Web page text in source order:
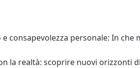
e consapevolezza personale: In
la realtà: scoprire nuovi orizzonti